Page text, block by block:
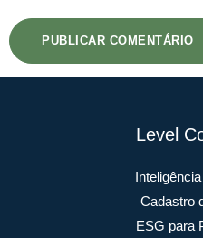
Level
Cadastro
ESG para